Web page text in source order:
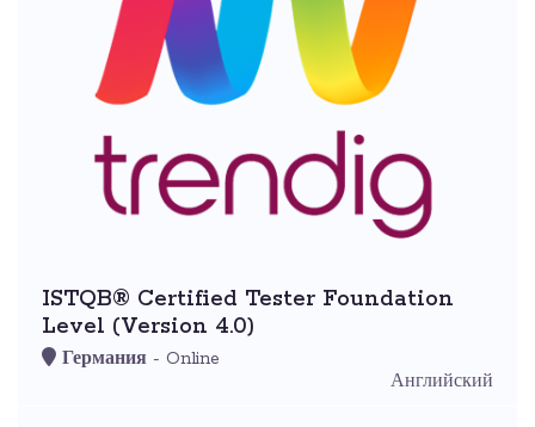
ISTQB® Certified Tester Foundation
Level (Version 4.0)
Германия - Online
Английский